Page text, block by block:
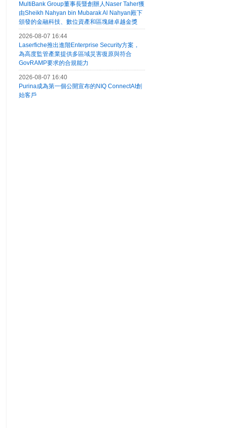
MultiBank Group董事長暨創辦人Naser Taher獲
由Sheikh Nahyan bin Mubarak Al Nahyan殿下
頒發的金融科技、數位資產和區塊鏈卓越金獎
2026-08-07 16:44
Laserfiche推出進階Enterprise Security方案，
為高度監管產業提供多區域災害復原與符合
GovRAMP要求的合規能力
2026-08-07 16:40
Purina成為第一個公開宣布的NIQ ConnectAI創
始客戶